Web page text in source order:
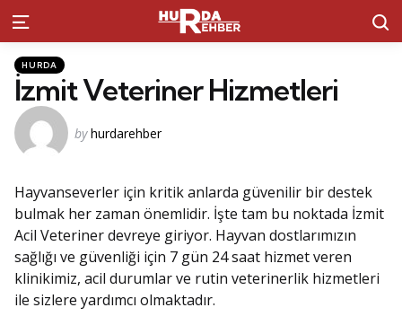
Menu
Kategoriler
Posted
in
HURDA
İzmit Veteriner Hizmetleri
Posted
by hurdarehber
Hayvanseverler için kritik anlarda güvenilir bir destek
bulmak her zaman önemlidir. İşte tam bu noktada İzmit
Acil Veteriner devreye giriyor. Hayvan dostlarımızın
sağlığı ve güvenliği için 7 gün 24 saat hizmet veren
klinikimiz, acil durumlar ve rutin veterinerlik hizmetleri
ile sizlere yardımcı olmaktadır.